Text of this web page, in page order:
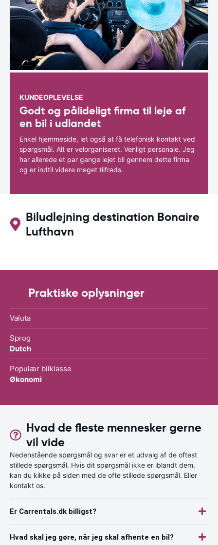
KUNDEOPLEVELSE
Godt og pålideligt firma til leje af
en bil i udlandet
Enkel hjemmeside, let også at få telefonisk kontakt ved
spørgsmål. Alt er velorganiseret. Venligt personale. Jeg
har allerede et par gange lejet bil gennem dette firma
og er indtil videre meget tilfreds.
Biludlejning destination Bonaire
Lufthavn
Praktiske oplysninger
Valuta
Sprog
Dutch
Populær bilklasse
Økonomi
Hvad de fleste mennesker gerne
vil vide
Nedenstående spørgsmål og svar er et udvalg af de oftest
stillede spørgsmål. Hvis dit spørgsmål ikke er iblandt dem,
kan du kikke på siden med de ofte stillede spørgsmål. Eller
kontakt os.
Er Carrentals.dk billigst?
Hvad skal jeg gøre, når jeg skal afhente en bil?